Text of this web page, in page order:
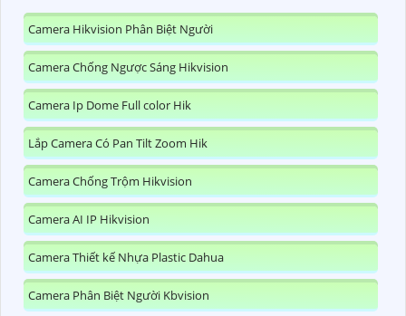
Camera Hikvision Phân Biệt Người
Camera Chống Ngược Sáng Hikvision
Camera Ip Dome Full color Hik
Lắp Camera Có Pan Tilt Zoom Hik
Camera Chống Trộm Hikvision
Camera AI IP Hikvision
Camera Thiết kế Nhựa Plastic Dahua
Camera Phân Biệt Người Kbvision